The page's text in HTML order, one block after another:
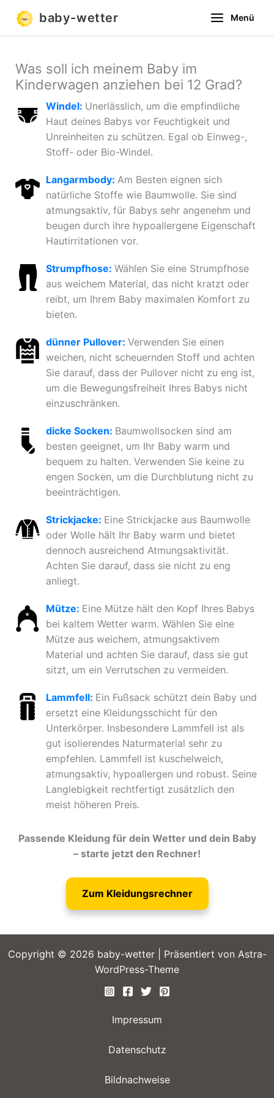
Inhalt
springen
baby-wetter Menü
Was soll ich meinem Baby im
Kinderwagen anziehen bei 12 Grad?
Windel: Unerlässlich, um die empfindliche
Haut deines Babys vor Feuchtigkeit und
Unreinheiten zu schützen. Egal ob Einweg-,
Stoff- oder Bio-Windel.
Langarmbody: Am Besten eignen sich
natürliche Stoffe wie Baumwolle. Sie sind
atmungsaktiv, für Babys sehr angenehm und
beugen durch ihre hypoallergene Eigenschaft
Hautirritationen vor.
Strumpfhose: Wählen Sie eine Strumpfhose
aus weichem Material, das nicht kratzt oder
reibt, um Ihrem Baby maximalen Komfort zu
bieten.
dünner Pullover: Verwenden Sie einen
weichen, nicht scheuernden Stoff und achten
Sie darauf, dass der Pullover nicht zu eng ist,
um die Bewegungsfreiheit Ihres Babys nicht
einzuschränken.
dicke Socken: Baumwollsocken sind am
besten geeignet, um Ihr Baby warm und
bequem zu halten. Verwenden Sie keine zu
engen Socken, um die Durchblutung nicht zu
beeinträchtigen.
Strickjacke: Eine Strickjacke aus Baumwolle
oder Wolle hält Ihr Baby warm und bietet
dennoch ausreichend Atmungsaktivität.
Achten Sie darauf, dass sie nicht zu eng
anliegt.
Mütze: Eine Mütze hält den Kopf Ihres Babys
bei kaltem Wetter warm. Wählen Sie eine
Mütze aus weichem, atmungsaktivem
Material und achten Sie darauf, dass sie gut
sitzt, um ein Verrutschen zu vermeiden.
Lammfell: Ein Fußsack schützt dein Baby und
ersetzt eine Kleidungsschicht für den
Unterkörper. Insbesondere Lammfell ist als
gut isolierendes Naturmaterial sehr zu
empfehlen. Lammfell ist kuschelweich,
atmungsaktiv, hypoallergen und robust. Seine
Langlebigkeit rechtfertigt zusätzlich den
meist höheren Preis.
Passende Kleidung für dein Wetter und dein Baby
– starte jetzt den Rechner!
Zum Kleidungsrechner
Copyright © 2026 baby-wetter | Präsentiert von Astra-
WordPress-Theme
Impressum
Datenschutz
Bildnachweise